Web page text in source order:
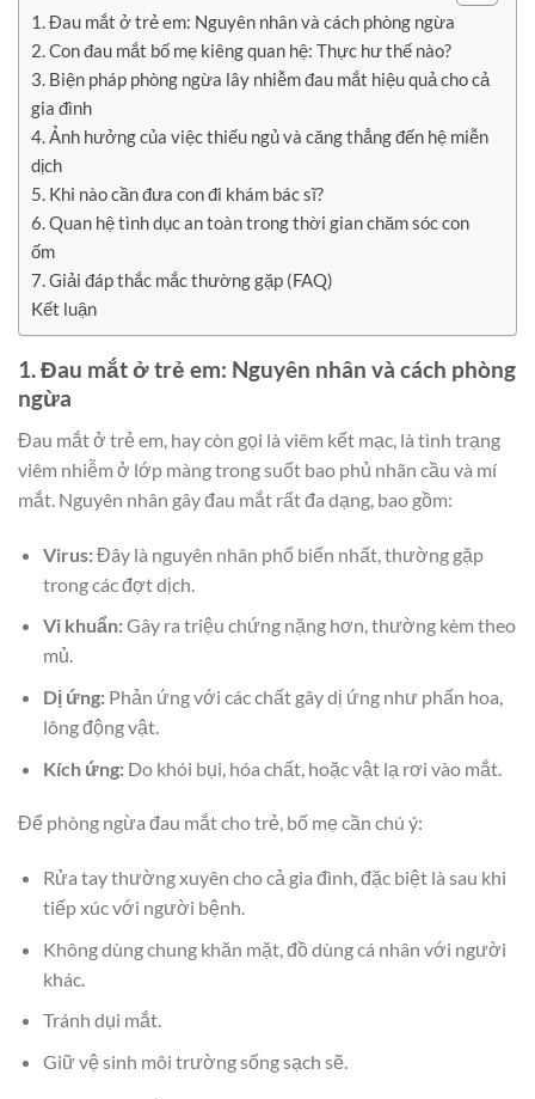
1. Đau mắt ở trẻ em: Nguyên nhân và cách phòng ngừa
2. Con đau mắt bố mẹ kiêng quan hệ: Thực hư thế nào?
3. Biện pháp phòng ngừa lây nhiễm đau mắt hiệu quả cho cả
gia đình
4. Ảnh hưởng của việc thiếu ngủ và căng thẳng đến hệ miễn
dịch
5. Khi nào cần đưa con đi khám bác sĩ?
6. Quan hệ tình dục an toàn trong thời gian chăm sóc con
ốm
7. Giải đáp thắc mắc thường gặp (FAQ)
Kết luận
1. Đau mắt ở trẻ em: Nguyên nhân và cách phòng
ngừa
Đau mắt ở trẻ em, hay còn gọi là viêm kết mạc, là tình trạng
viêm nhiễm ở lớp màng trong suốt bao phủ nhãn cầu và mí
mắt. Nguyên nhân gây đau mắt rất đa dạng, bao gồm:
Virus:Đây là nguyên nhân phổ biến nhất, thường gặp
trong các đợt dịch.
Vi khuẩn:Gây ra triệu chứng nặng hơn, thường kèm theo
mủ.
Dị ứng:Phản ứng với các chất gây dị ứng như phấn hoa,
lông động vật.
Kích ứng:Do khói bụi, hóa chất, hoặc vật lạ rơi vào mắt.
Để phòng ngừa đau mắt cho trẻ, bố mẹ cần chú ý:
Rửa tay thường xuyên cho cả gia đình, đặc biệt là sau khi
tiếp xúc với người bệnh.
Không dùng chung khăn mặt, đồ dùng cá nhân với người
khác.
Tránh dụi mắt.
Giữ vệ sinh môi trường sống sạch sẽ.